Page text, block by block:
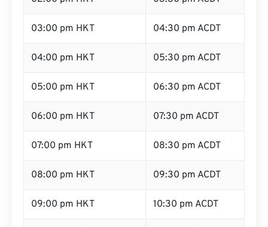
03:00 pm HKT 04:30 pm ACDT
04:00 pm HKT 05:30 pm ACDT
05:00 pm HKT 06:30 pm ACDT
06:00 pm HKT 07:30 pm ACDT
07:00 pm HKT 08:30 pm ACDT
08:00 pm HKT 09:30 pm ACDT
09:00 pm HKT 10:30 pm ACDT